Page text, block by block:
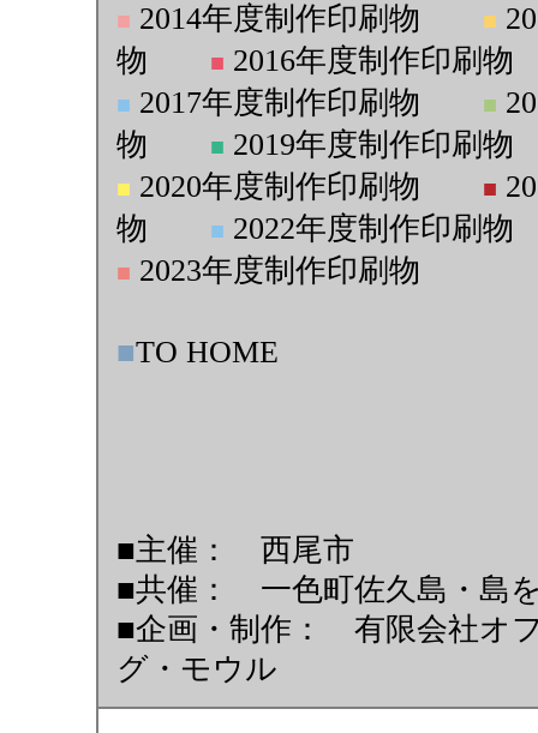
■ 2014年度制作印刷物 ■
物
■ 2016年度制作印刷物
■ 2017年度制作印刷物 ■
物
■ 2019年度制作印刷物
■ 2020年度制作印刷物 ■
物
■ 2022年度制作印刷物
■ 2023年度制作印刷物
■TO HOME
■主催： 西尾市
■共催： 一色町佐久島・島
■企画・制作： 有限会社オ
グ・モウル